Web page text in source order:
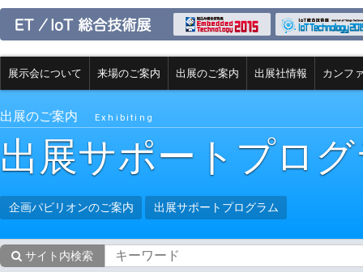
展示会について 来場のご案内 出展のご案内 出展社情報 カンフ
出展のご案内 Exhibiting
出展サポートプロ
企画パビリオンのご案内 出展サポートプログラム
サイト内検索